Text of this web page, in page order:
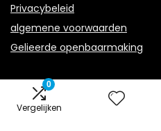
0
Vergelijken
Privacybeleid
algemene voorwaarden
Gelieerde openbaarmaking